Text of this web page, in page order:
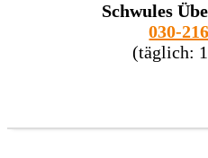
Schwules
030-
(täglich: